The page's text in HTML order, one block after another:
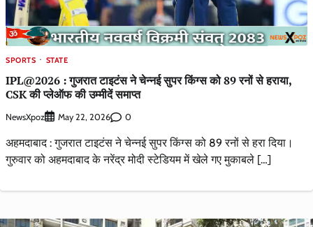
SPORTS STATE
IPL@2026 : गुजरात टाइटंस ने चेन्नई सुपर किंग्स को 89 रनों से हराया,
CSK की प्लेऑफ की उम्मीदें समाप्त
NewsXpoz May 22, 2026 0
अहमदाबाद : गुजरात टाइटंस ने चेन्नई सुपर किंग्स को 89 रनों से हरा दिया।
गुरुवार को अहमदाबाद के नरेंद्र मोदी स्टेडियम में खेले गए मुकाबले […]